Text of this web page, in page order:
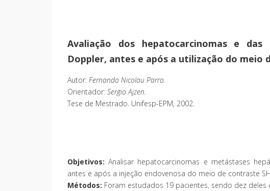
Avaliação dos hepatocarcinomas e
Doppler, antes e após a utilização do meio
Autor: Fernando Nicolau Parro.
Orientador: Sergio Ajzen.
Tese de Mestrado. Unifesp-EPM, 2002.
Objetivos: Analisar hepatocarcinomas e metástases
antes e após a injeção endovenosa do meio de contraste
Métodos: Foram estudados 19 pacientes, sendo dez